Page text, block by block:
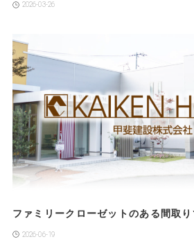
2026-03-26
ファミリークローゼットのある間取
2026-06-19